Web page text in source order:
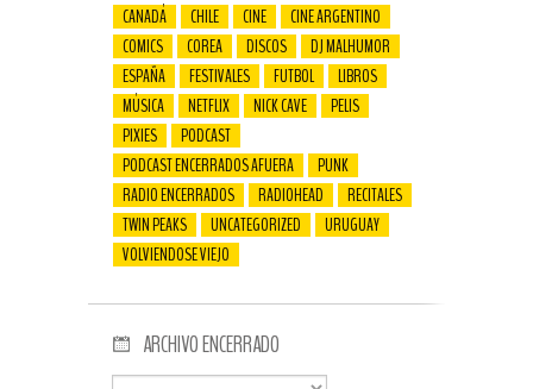
CANADÁ
CHILE CINE
CINE ARGENTINO
COMICS
COREA DISCOS
DJ MALHUMOR
ESPAÑA
FESTIVALES FUTBOL
LIBROS
MÚSICA
NETFLIX NICK CAVE
PELIS
PIXIES
PODCAST
PODCAST ENCERRADOS AFUERA
PUNK
RADIO ENCERRADOS
RADIOHEAD
RECITALES
TWIN PEAKS
UNCATEGORIZED
URUGUAY
VOLVIENDOSE VIEJO
ARCHIVO ENCERRADO